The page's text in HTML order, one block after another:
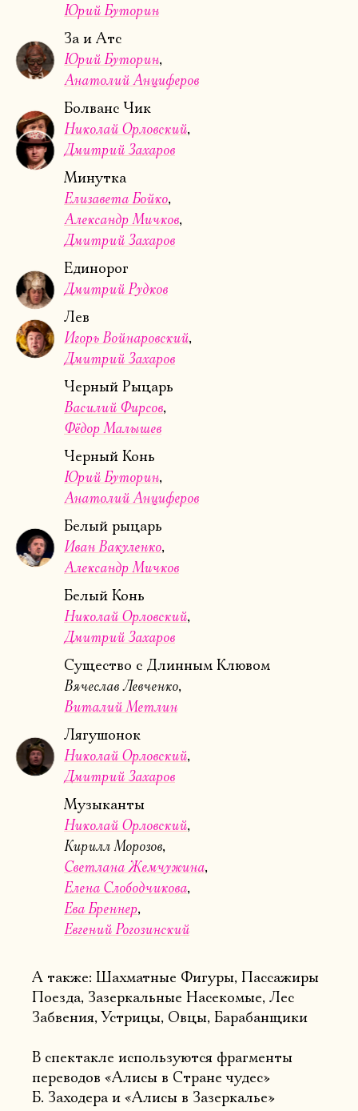
Юрий Буторин
За и Атс
Юрий Буторин
Анатолий Анциферов
Болванс Чик
Николай Орловский
Дмитрий Захаров
Минутка
Елизавета Бойко
Александр Мичков
Дмитрий Захаров
Единорог
Дмитрий Рудков
Лев
Игорь Войнаровский
Дмитрий Захаров
Черный Рыцарь
Василий Фирсов
Фёдор Малышев
Черный Конь
Юрий Буторин
Анатолий Анциферов
Белый рыцарь
Иван Вакуленко
Александр Мичков
Белый Конь
Николай Орловский
Дмитрий Захаров
Существо с Длинным Клювом
Вячеслав Левченко
Виталий Метлин
Лягушонок
Николай Орловский
Дмитрий Захаров
Музыканты
Николай Орловский
Кирилл Морозов
Светлана Жемчужина
Елена Слободчикова
Ева Бреннер
Евгений Рогозинский
А также: Шахматные Фигуры, Пассажиры
Поезда, Зазеркальные Насекомые, Лес
Забвения, Устрицы, Овцы, Барабанщики
В спектакле используются фрагменты
переводов «Алисы в Стране чудес»
Б. Заходера и «Алисы в Зазеркалье»